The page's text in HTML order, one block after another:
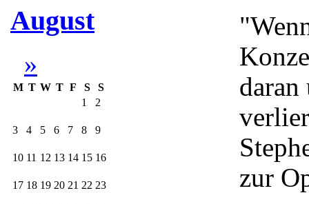
August
»
M T W T F S
S
1
2
3 4 5 6 7 8 9
10 11 12 13 14 15 16
17 18 19 20 21 22 23
zur